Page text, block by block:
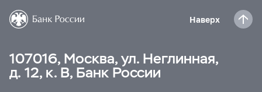
Наверх
107016, Москва, ул. Неглинная,
д. 12, к. В, Банк России